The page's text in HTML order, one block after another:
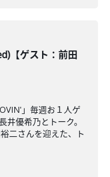
【ゲスト：前田
」毎週お１人ゲ
井優希乃とトーク。
二さんを迎えた、ト